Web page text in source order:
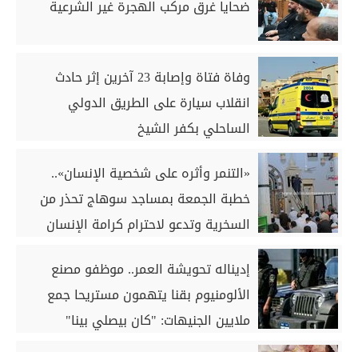
ضحايا غرق مركب الهجرة غير الشرعية
وفاة فتاة وإصابة 23 آخرين إثر حادث
انقلاب سيارة على الطريق الدولي
الساحلي بكفر الشيخ
«التنمر وأثره على شخصية الإنسان»..
خطبة الجمعة بمساجد سوهاج تحذر من
السخرية وتدعو لاحترام كرامة الإنسان
إديناله تحويشة العمر.. موظفو مصنع
الألومنيوم بقنا يتهمون مستريحا جمع
ملايين الجنيهات: "كان بيصلي بينا"